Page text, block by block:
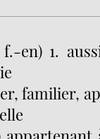
en) 1.
familier,